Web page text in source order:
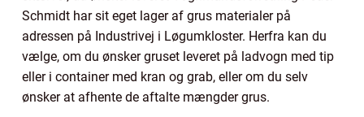
Schmidt har sit eget lager af grus materialer på
adressen på Industrivej i Løgumkloster. Herfra kan du
vælge, om du ønsker gruset leveret på ladvogn med tip
eller i container med kran og grab, eller om du selv
ønsker at afhente de aftalte mængder grus.